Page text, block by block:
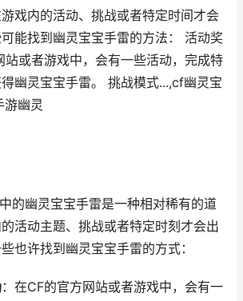
戏内的活动、挑战或者特定时间才会
能找到幽灵宝宝手雷的方法： 活动奖
站或者游戏中，会有一些活动，完成特
幽灵宝宝手雷。 挑战模式...,cf幽灵宝
幽灵
的幽灵宝宝手雷是一种相对稀有的道
活动主题、挑战或者特定时刻才会出
也许找到幽灵宝宝手雷的方式：
：在CF的官方网站或者游戏中，会有一